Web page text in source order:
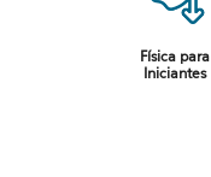
Física para
Iniciantes